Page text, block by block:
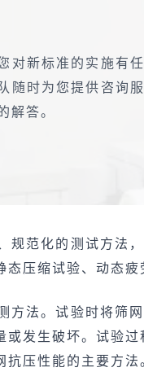
对新标准的实施有
随时为您提供咨询
解答。
规范化的测试方法
压缩试验、动态疲
方法。试验时将筛
发生破坏。试验
压性能的主要方法